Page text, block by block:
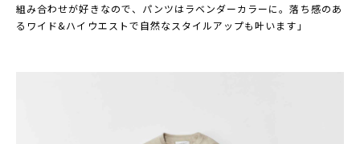
組み合わせが好きなので、パンツはラベンダーカラーに。落ち感のあ
るワイド&ハイウエストで自然なスタイルアップも叶います」